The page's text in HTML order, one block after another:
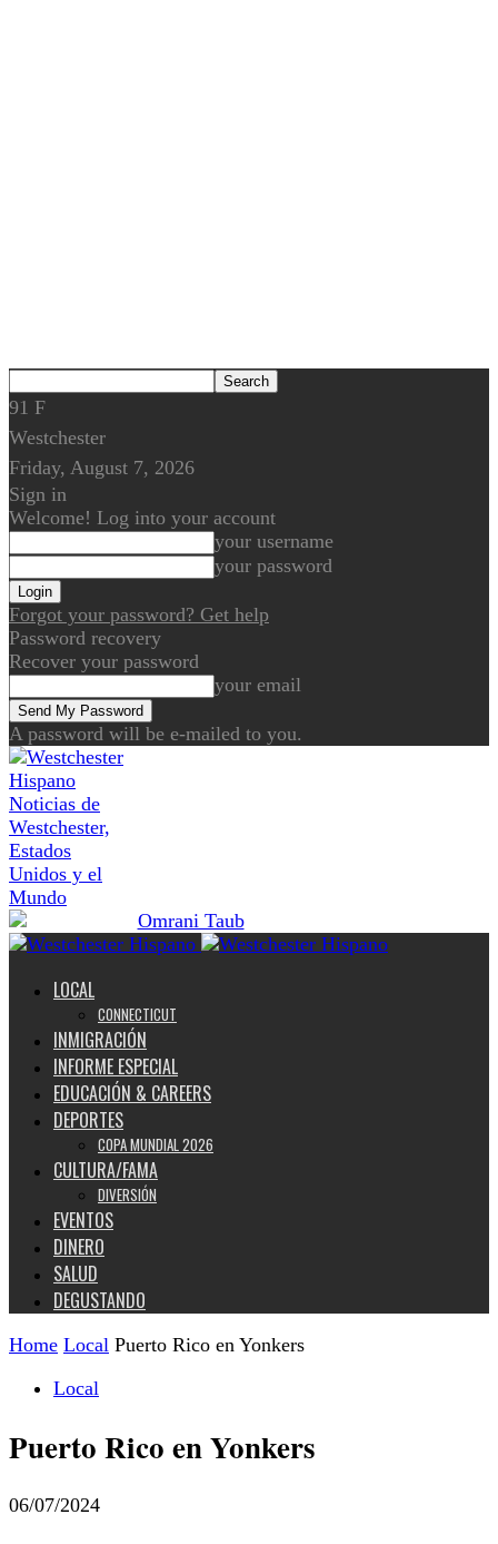
91 F
Westchester
Friday, August 7, 2026
Sign in
Welcome! Log into your account
your username
your password
Forgot your password? Get help
Password recovery
Recover your password
your email
A password will be e-mailed to you.
Noticias de
Westchester,
Estados
Unidos y el
Mundo
LOCAL
CONNECTICUT
INMIGRACIÓN
INFORME ESPECIAL
EDUCACIÓN & CAREERS
DEPORTES
COPA MUNDIAL 2026
CULTURA/FAMA
DIVERSIÓN
EVENTOS
DINERO
SALUD
DEGUSTANDO
Home Local Puerto Rico en Yonkers
Local
Puerto Rico en Yonkers
06/07/2024